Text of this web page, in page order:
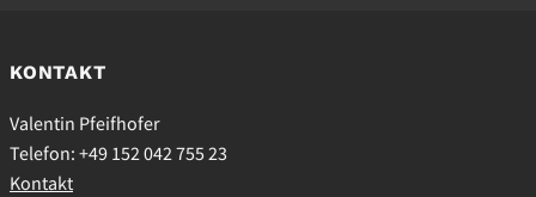
KONTAKT
Valentin Pfeifhofer
Telefon: +49 152 042 755 23
Kontakt